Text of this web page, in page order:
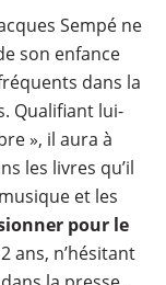
Sempé ne
son enfance
dans la
Qualifiant lui-
», il aura à
les livres qu’il
et les
pour le
ans, n’hésitant